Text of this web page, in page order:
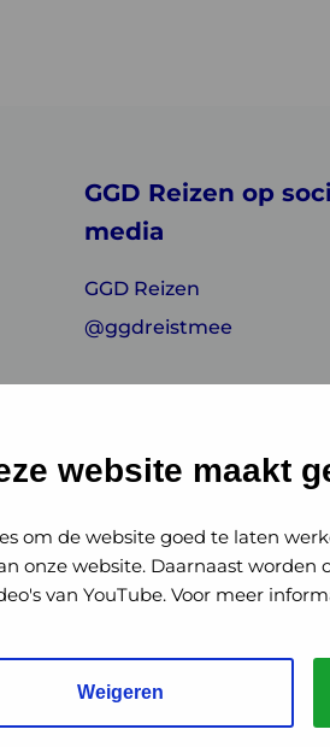
website maakt
om de website goed te laten
onze website. Daarnaast
van YouTube. Voor meer
Weigeren
GGD Reizen op
media
GGD Reizen
@ggdreistmee